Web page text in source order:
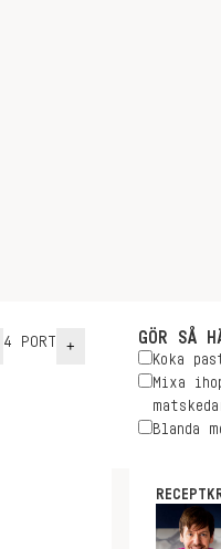
4 PORT + GÖR SÅ
Koka
Mixa
Blanda